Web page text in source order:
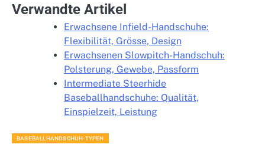
Verwandte Artikel
Erwachsene Infield-Handschuhe:
Flexibilität, Grösse, Design
Erwachsenen Slowpitch-Handschuh:
Polsterung, Gewebe, Passform
Intermediate Steerhide
Baseballhandschuhe: Qualität,
Einspielzeit, Leistung
BASEBALLHANDSCHUH-TYPEN